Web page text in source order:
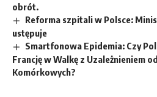
obrót.
Reforma szpitali w Polsce:
ustępuje
Smartfonowa Epidemia: Czy
Francję w Walkę z Uzależnieniem
Komórkowych?